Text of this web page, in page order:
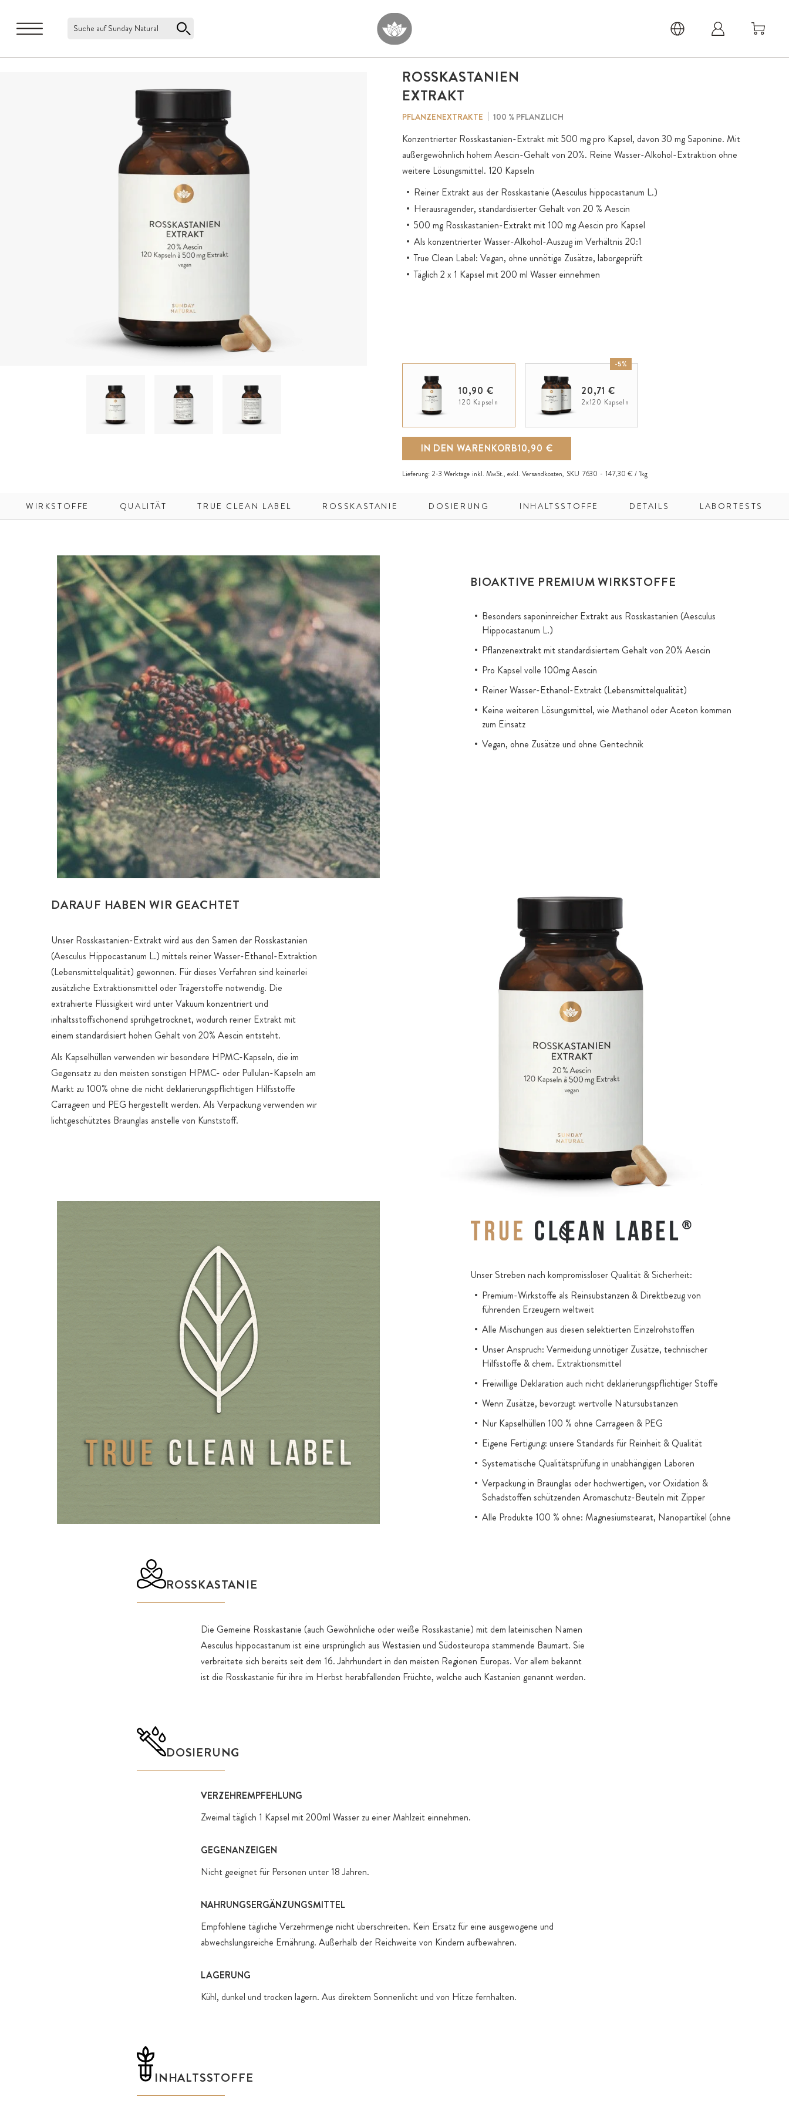
Suche auf Sunday Natural
ROSSKASTANIEN
EXTRAKT
PFLANZENEXTRAKTE 100 % PFLANZLICH
Konzentrierter Rosskastanien-Extrakt mit 500 mg pro Kapsel, davon 30 mg Saponine. Mit
außergewöhnlich hohem Aescin-Gehalt von 20%. Reine Wasser-Alkohol-Extraktion ohne
weitere Lösungsmittel. 120 Kapseln
Reiner Extrakt aus der Rosskastanie (Aesculus hippocastanum L.)
Herausragender, standardisierter Gehalt von 20 % Aescin
500 mg Rosskastanien-Extrakt mit 100 mg Aescin pro Kapsel
Als konzentrierter Wasser-Alkohol-Auszug im Verhältnis 20:1
True Clean Label: Vegan, ohne unnötige Zusätze, laborgeprüft
Täglich 2 x 1 Kapsel mit 200 ml Wasser einnehmen
10,90 €
120 Kapseln
-5%
20,71 €
2x120 Kapseln
IN DEN WARENKORB10,90 €
Lieferung: 2-3 Werktage inkl. MwSt., exkl. Versandkosten, SKU 7630 147,30 € / 1kg
WIRKSTOFFE QUALITÄT TRUE CLEAN LABEL ROSSKASTANIE DOSIERUNG INHALTSSTOFFE DETAILS LABORTESTS
BIOAKTIVE PREMIUM WIRKSTOFFE
Besonders saponinreicher Extrakt aus Rosskastanien (Aesculus
Hippocastanum L.)
Pflanzenextrakt mit standardisiertem Gehalt von 20% Aescin
Pro Kapsel volle 100mg Aescin
Reiner Wasser-Ethanol-Extrakt (Lebensmittelqualität)
Keine weiteren Lösungsmittel, wie Methanol oder Aceton kommen
zum Einsatz
Vegan, ohne Zusätze und ohne Gentechnik
DARAUF HABEN WIR GEACHTET
Unser Rosskastanien-Extrakt wird aus den Samen der Rosskastanien
(Aesculus Hippocastanum L.) mittels reiner Wasser-Ethanol-Extraktion
(Lebensmittelqualität) gewonnen. Für dieses Verfahren sind keinerlei
zusätzliche Extraktionsmittel oder Trägerstoffe notwendig. Die
extrahierte Flüssigkeit wird unter Vakuum konzentriert und
inhaltsstoffschonend sprühgetrocknet, wodurch reiner Extrakt mit
einem standardisiert hohen Gehalt von 20% Aescin entsteht.
Als Kapselhüllen verwenden wir besondere HPMC-Kapseln, die im
Gegensatz zu den meisten sonstigen HPMC- oder Pullulan-Kapseln am
Markt zu 100% ohne die nicht deklarierungspflichtigen Hilfsstoffe
Carrageen und PEG hergestellt werden. Als Verpackung verwenden wir
lichtgeschütztes Braunglas anstelle von Kunststoff.
Unser Streben nach kompromissloser Qualität & Sicherheit:
Premium-Wirkstoffe als Reinsubstanzen & Direktbezug von
führenden Erzeugern weltweit
Alle Mischungen aus diesen selektierten Einzelrohstoffen
Unser Anspruch: Vermeidung unnötiger Zusätze, technischer
Hilfsstoffe & chem. Extraktionsmittel
Freiwillige Deklaration auch nicht deklarierungspflichtiger Stoffe
Wenn Zusätze, bevorzugt wertvolle Natursubstanzen
Nur Kapselhüllen 100 % ohne Carrageen & PEG
Eigene Fertigung: unsere Standards für Reinheit & Qualität
Systematische Qualitätsprüfung in unabhängigen Laboren
Verpackung in Braunglas oder hochwertigen, vor Oxidation &
Schadstoffen schützenden Aromaschutz-Beuteln mit Zipper
Alle Produkte 100 % ohne: Magnesiumstearat, Nanopartikel (ohne
ROSSKASTANIE
Die Gemeine Rosskastanie (auch Gewöhnliche oder weiße Rosskastanie) mit dem lateinischen Namen
Aesculus hippocastanum ist eine ursprünglich aus Westasien und Südosteuropa stammende Baumart. Sie
verbreitete sich bereits seit dem 16. Jahrhundert in den meisten Regionen Europas. Vor allem bekannt
ist die Rosskastanie für ihre im Herbst herabfallenden Früchte, welche auch Kastanien genannt werden.
DOSIERUNG
VERZEHREMPFEHLUNG
Zweimal täglich 1 Kapsel mit 200ml Wasser zu einer Mahlzeit einnehmen.
GEGENANZEIGEN
Nicht geeignet für Personen unter 18 Jahren.
NAHRUNGSERGÄNZUNGSMITTEL
Empfohlene tägliche Verzehrmenge nicht überschreiten. Kein Ersatz für eine ausgewogene und
abwechslungsreiche Ernährung. Außerhalb der Reichweite von Kindern aufbewahren.
LAGERUNG
Kühl, dunkel und trocken lagern. Aus direktem Sonnenlicht und von Hitze fernhalten.
INHALTSSTOFFE